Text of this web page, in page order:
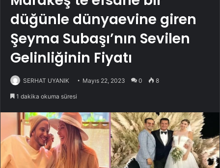
düğünle dünyaevine giren
Şeyma Subaşı’nın Sevilen
Gelinliğinin Fiyatı
SERHAT UYANIK Mayıs 22, 2023 0 8
1 dakika okuma süresi